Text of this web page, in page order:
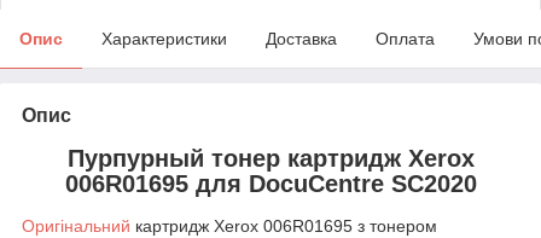
Опис Характеристики Доставка Оплата Умови
Опис
Пурпурный тонер картридж Xerox
006R01695 для DocuCentre SC2020
Оригінальний картридж Xerox 006R01695 з тонером